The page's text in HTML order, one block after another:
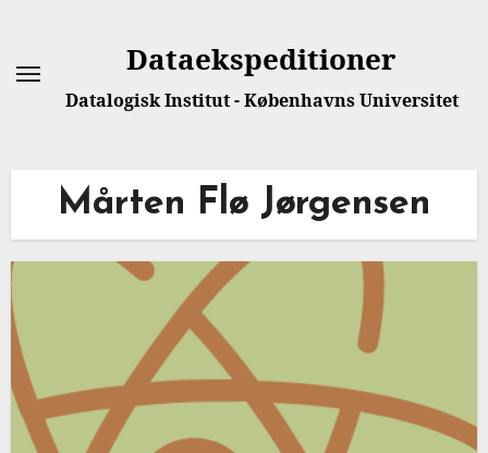
Dataekspeditioner
Datalogisk Institut - Københavns Universitet
Mårten Flø Jørgensen